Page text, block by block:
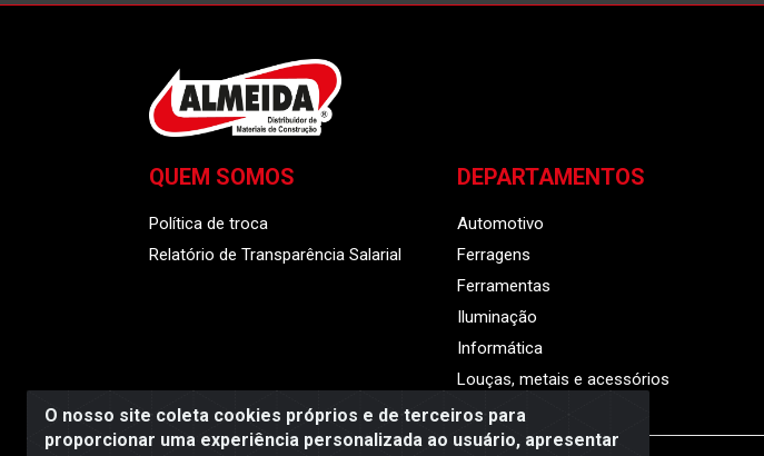
O nosso site coleta cookies próprios e de terceiros para
proporcionar uma experiência personalizada ao usuário, apresentar
QUEM SOMOS
Política de troca
Relatório de Transparência Salarial
DEPARTAMENTOS
Automotivo
Ferragens
Ferramentas
Iluminação
Informática
Louças, metais e acessórios